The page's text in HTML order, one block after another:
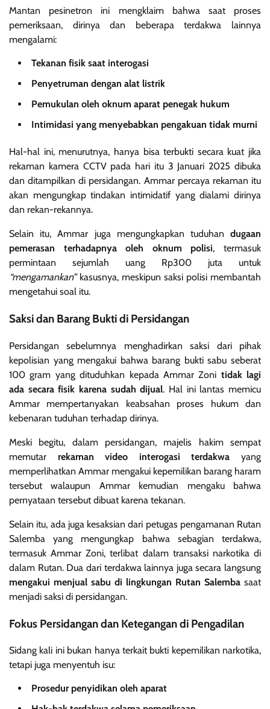
Mantan pesinetron ini mengklaim bahwa saat proses
pemeriksaan, dirinya dan beberapa terdakwa lainnya
mengalami:
Tekanan fisik saat interogasi
Penyetruman dengan alat listrik
Pemukulan oleh oknum aparat penegak hukum
Intimidasi yang menyebabkan pengakuan tidak murni
Hal-hal ini, menurutnya, hanya bisa terbukti secara kuat jika
rekaman kamera CCTV pada hari itu 3 Januari 2025 dibuka
dan ditampilkan di persidangan. Ammar percaya rekaman itu
akan mengungkap tindakan intimidatif yang dialami dirinya
dan rekan-rekannya.
Selain itu, Ammar juga mengungkapkan tuduhan dugaan
pemerasan terhadapnya oleh oknum polisi, termasuk
permintaan sejumlah uang Rp300 juta untuk
“mengamankan”kasusnya, meskipun saksi polisi membantah
mengetahui soal itu.
Saksi dan Barang Bukti di Persidangan
Persidangan sebelumnya menghadirkan saksi dari pihak
kepolisian yang mengakui bahwa barang bukti sabu seberat
100 gram yang dituduhkan kepada Ammar Zoni tidak lagi
ada secara fisik karena sudah dijual. Hal ini lantas memicu
Ammar mempertanyakan keabsahan proses hukum dan
kebenaran tuduhan terhadap dirinya.
Meski begitu, dalam persidangan, majelis hakim sempat
memutar rekaman video interogasi terdakwa yang
memperlihatkan Ammar mengakui kepemilikan barang haram
tersebut walaupun Ammar kemudian mengaku bahwa
pernyataan tersebut dibuat karena tekanan.
Selain itu, ada juga kesaksian dari petugas pengamanan Rutan
Salemba yang mengungkap bahwa sebagian terdakwa,
termasuk Ammar Zoni, terlibat dalam transaksi narkotika di
dalam Rutan. Dua dari terdakwa lainnya juga secara langsung
mengakui menjual sabu di lingkungan Rutan Salemba saat
menjadi saksi di persidangan.
Fokus Persidangan dan Ketegangan di Pengadilan
Sidang kali ini bukan hanya terkait bukti kepemilikan narkotika,
tetapi juga menyentuh isu:
Prosedur penyidikan oleh aparat